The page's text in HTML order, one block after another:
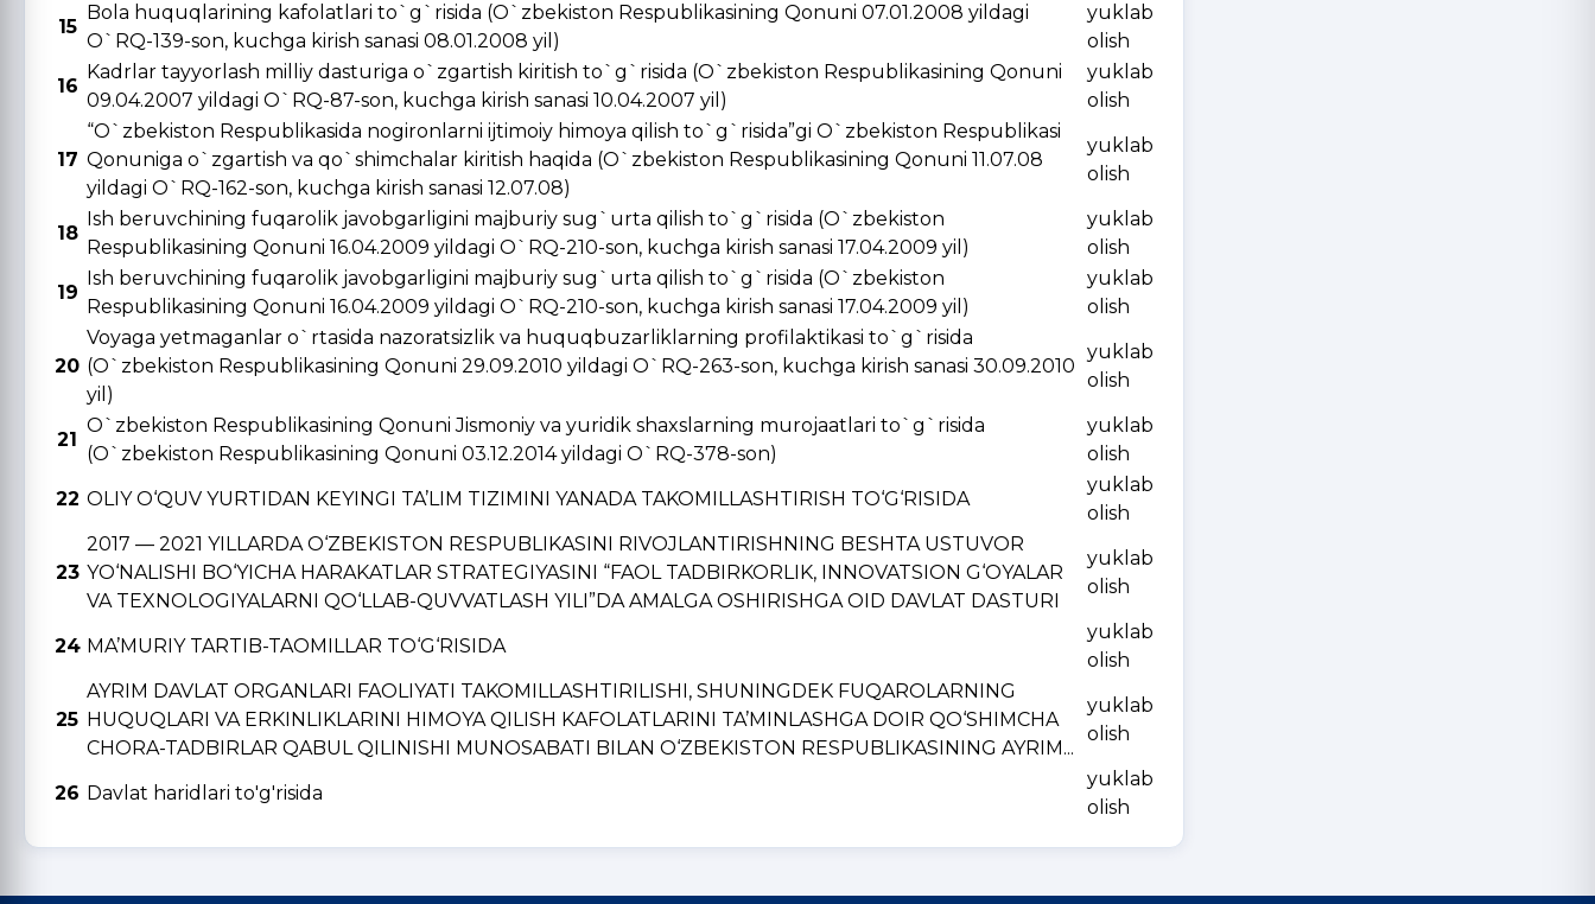
15
Bola huquqlarining kafolatlari to`g`risida (O`zbekiston Respublikasining Qonuni 07.01.2008 yildagi
O`RQ-139-son, kuchga kirish sanasi 08.01.2008 yil)
yuklab
olish
16
Kadrlar tayyorlash milliy dasturiga o`zgartish kiritish to`g`risida (O`zbekiston Respublikasining Qonuni
09.04.2007 yildagi O`RQ-87-son, kuchga kirish sanasi 10.04.2007 yil)
yuklab
olish
17
“O`zbekiston Respublikasida nogironlarni ijtimoiy himoya qilish to`g`risida”gi O`zbekiston Respublikasi
Qonuniga o`zgartish va qo`shimchalar kiritish haqida (O`zbekiston Respublikasining Qonuni 11.07.08
yildagi O`RQ-162-son, kuchga kirish sanasi 12.07.08)
yuklab
olish
18
Ish beruvchining fuqarolik javobgarligini majburiy sug`urta qilish to`g`risida (O`zbekiston
Respublikasining Qonuni 16.04.2009 yildagi O`RQ-210-son, kuchga kirish sanasi 17.04.2009 yil)
yuklab
olish
19
Ish beruvchining fuqarolik javobgarligini majburiy sug`urta qilish to`g`risida (O`zbekiston
Respublikasining Qonuni 16.04.2009 yildagi O`RQ-210-son, kuchga kirish sanasi 17.04.2009 yil)
yuklab
olish
20
Voyaga yetmaganlar o`rtasida nazoratsizlik va huquqbuzarliklarning profilaktikasi to`g`risida
(O`zbekiston Respublikasining Qonuni 29.09.2010 yildagi O`RQ-263-son, kuchga kirish sanasi 30.09.2010
yil)
yuklab
olish
21
O`zbekiston Respublikasining Qonuni Jismoniy va yuridik shaxslarning murojaatlari to`g`risida
(O`zbekiston Respublikasining Qonuni 03.12.2014 yildagi O`RQ-378-son)
yuklab
olish
22 OLIY O‘QUV YURTIDAN KЕYINGI TA’LIM TIZIMINI YANADA TAKOMILLASHTIRISH TO‘G‘RISIDA
yuklab
olish
23
2017 — 2021 YILLARDA O‘ZBЕKISTON RЕSPUBLIKASINI RIVOJLANTIRISHNING BЕSHTA USTUVOR
YO‘NALISHI BO‘YICHA HARAKATLAR STRATЕGIYASINI “FAOL TADBIRKORLIK, INNOVATSION G‘OYALAR
VA TЕXNOLOGIYALARNI QO‘LLAB-QUVVATLASH YILI”DA AMALGA OSHIRISHGA OID DAVLAT DASTURI
yuklab
olish
24 MA’MURIY TARTIB-TAOMILLAR TO‘G‘RISIDA
yuklab
olish
25
AYRIM DAVLAT ORGANLARI FAOLIYATI TAKOMILLASHTIRILISHI, SHUNINGDЕK FUQAROLARNING
HUQUQLARI VA ERKINLIKLARINI HIMOYA QILISH KAFOLATLARINI TA’MINLASHGA DOIR QO‘SHIMCHA
CHORA-TADBIRLAR QABUL QILINISHI MUNOSABATI BILAN O‘ZBЕKISTON RЕSPUBLIKASINING AYRIM...
yuklab
olish
26 Davlat haridlari to'g'risida
yuklab
olish